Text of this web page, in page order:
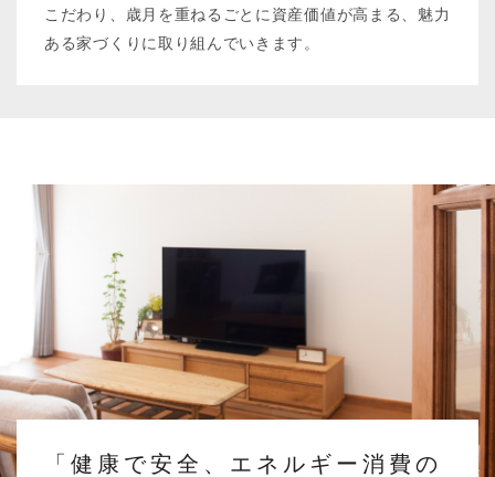
こだわり、歳月を重ねるごとに資産価値が高まる、魅力
ある家づくりに取り組んでいきます。
「健康で安全、エネルギー消費の